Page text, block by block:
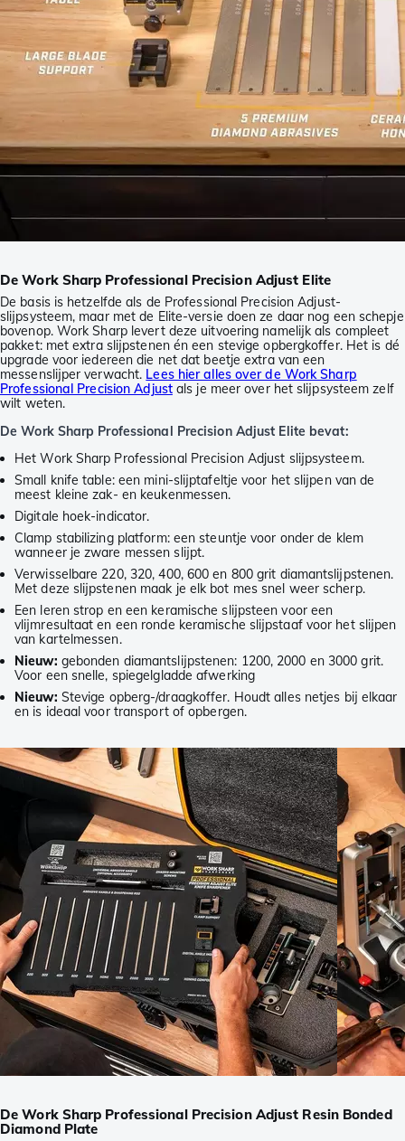
De Work Sharp Professional Precision Adjust Elite
De basis is hetzelfde als de Professional Precision Adjust-
slijpsysteem, maar met de Elite-versie doen ze daar nog een schepje
bovenop. Work Sharp levert deze uitvoering namelijk als compleet
pakket: met extra slijpstenen én een stevige opbergkoffer. Het is dé
upgrade voor iedereen die net dat beetje extra van een
messenslijper verwacht. Lees hier alles over de Work Sharp
Professional Precision Adjustals je meer over het slijpsysteem zelf
wilt weten.
De Work Sharp Professional Precision Adjust Elite bevat:
Het Work Sharp Professional Precision Adjust slijpsysteem.
Small knife table: een mini-slijptafeltje voor het slijpen van de
meest kleine zak- en keukenmessen.
Digitale hoek-indicator.
Clamp stabilizing platform: een steuntje voor onder de klem
wanneer je zware messen slijpt.
Verwisselbare 220, 320, 400, 600 en 800 grit diamantslijpstenen.
Met deze slijpstenen maak je elk bot mes snel weer scherp.
Een leren strop en een keramische slijpsteen voor een
vlijmresultaat en een ronde keramische slijpstaaf voor het slijpen
van kartelmessen.
Nieuw: gebonden diamantslijpstenen: 1200, 2000 en 3000 grit.
Voor een snelle, spiegelgladde afwerking
Nieuw: Stevige opberg-/draagkoffer. Houdt alles netjes bij elkaar
en is ideaal voor transport of opbergen.
De Work Sharp Professional Precision Adjust Resin Bonded
Diamond Plate